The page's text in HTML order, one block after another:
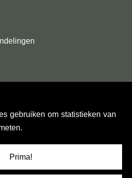
gebruiken om statistieken van
Prima!